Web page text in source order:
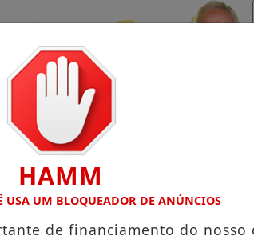
HAMM
USA UM BLOQUEADOR DE ANÚNCIOS
de financiamento do nosso